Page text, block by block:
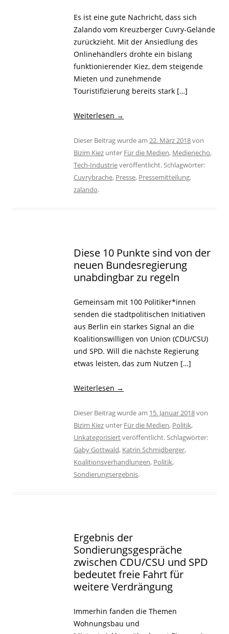
Es ist eine gute Nachricht, dass sich
Zalando vom Kreuzberger Cuvry-Gelände
zurückzieht. Mit der Ansiedlung des
Onlinehändlers drohte ein bislang
funktionierender Kiez, dem steigende
Mieten und zunehmende
Touristifizierung bereits stark […]
Weiterlesen →
Dieser Beitrag wurde am 22. März 2018von
Bizim Kiez unter Für die Medien, Medienecho,
Tech-Industrieveröffentlicht. Schlagwörter:
Cuvrybrache, Presse, Pressemitteilung,
zalando.
Diese 10 Punkte sind von der
neuen Bundesregierung
unabdingbar zu regeln
Gemeinsam mit 100 Politiker*innen
senden die stadtpolitischen Initiativen
aus Berlin ein starkes Signal an die
Koalitionswilligen von Union (CDU/CSU)
und SPD. Will die nächste Regierung
etwas leisten, das zum Nutzen […]
Weiterlesen →
Dieser Beitrag wurde am 15. Januar 2018von
Bizim Kiez unter Für die Medien, Politik,
Unkategorisiertveröffentlicht. Schlagwörter:
Gaby Gottwald, Katrin Schmidberger,
Koalitionsverhandlungen, Politik,
Sondierungsergebnis.
Ergebnis der
Sondierungsgespräche
zwischen CDU/CSU und SPD
bedeutet freie Fahrt für
weitere Verdrängung
Immerhin fanden die Themen
Wohnungsbau und